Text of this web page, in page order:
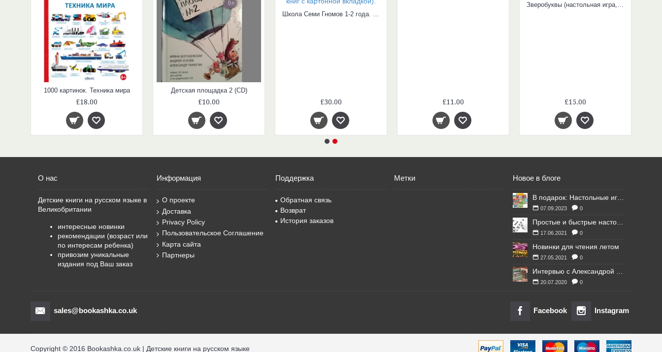
1000 картинок. Техника мира
£18.00
Детская площадка 2 (CD)
£10.00
Школа Семи Гномов 1-2 года. Полный годовой курс (12 книг с картонной вкладкой).
£30.00 £11.00
Зверобуквы (настольная игра, чтение, алфавит, мемо)
£15.00
О нас
Детские книги на русском языке в
Великобритании
интересные новинки
рекомендации (возраст или
по интересам ребенка)
привозим уникальные
издания под Ваш заказ
Информация
О проекте
Доставка
Privacy Policy
Пользовательское Соглашение
Карта сайта
Партнеры
Поддержка
Обратная связь
Возврат
История заказов
Метки Новое в блоге
В подарок: Настольные игры для Ваших британских друзей
07.09.2023 0
Простые и быстрые настольные игры
17.06.2021 0
Новинки для чтения летом
27.05.2021 0
Интервью с Александрой Литвиной
20.07.2020 0
sales@bookashka.co.uk Facebook Instagram
Copyright © 2016 Bookashka.co.uk | Детские книги на русском языке